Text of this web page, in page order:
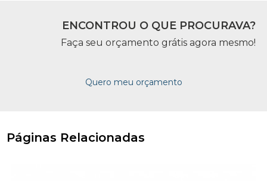
ENCONTROU O QUE PROCURAVA?
Faça seu orçamento grátis agora mesmo!
Quero meu orçamento
Páginas Relacionadas